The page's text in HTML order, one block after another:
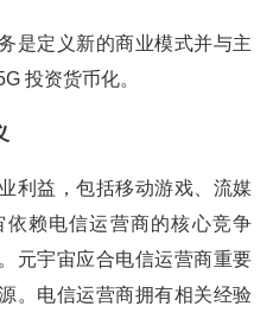
是定义新的商业模式并与主
投资货币化。
利益，包括移动游戏、流媒
赖电信运营商的核心竞争
元宇宙应合电信运营商重要
。电信运营商拥有相关经验